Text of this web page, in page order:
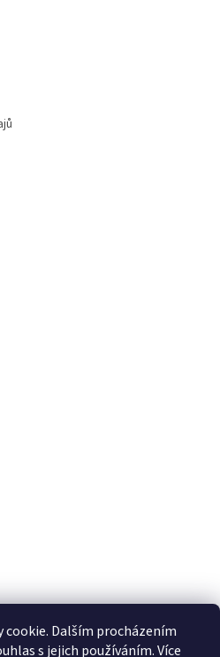
Dalším procházením
s jejich používáním. Více